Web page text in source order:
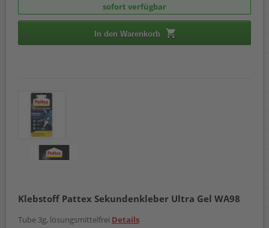
sofort verfügbar
In den Warenkorb
Klebstoff Pattex Sekundenkleber Ultra Gel WA98
Tube 3g, lösungsmittelfrei Details